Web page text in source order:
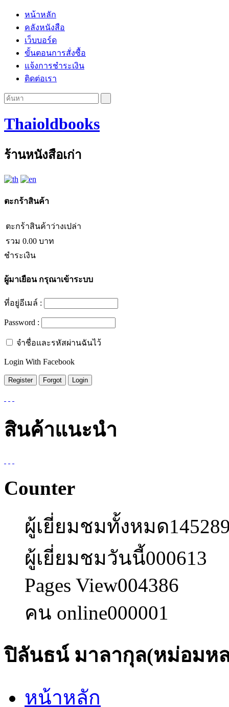
หน้าหลัก
คลังหนังสือ
เว็บบอร์ด
ขั้นตอนการสั่งซื้อ
แจ้งการชำระเงิน
ติดต่อเรา
Thaioldbooks
ร้านหนังสือเก่า
ตะกร้าสินค้า
ตะกร้าสินค้าว่างเปล่า
รวม 0.00 บาท
ชำระเงิน
ผู้มาเยือนกรุณาเข้าระบบ
ที่อยู่อีเมล์ :
Password :
จำชื่อและรหัสผ่านฉันไว้
Login With Facebook
สินค้าแนะนำ
Counter
ผู้เยี่ยมชมทั้งหมด
ผู้เยี่ยมชมวันนี้000613
Pages View004386
คน online000001
ปิลันธน์ มาลากุล(หม่อมห
หน้าหลัก